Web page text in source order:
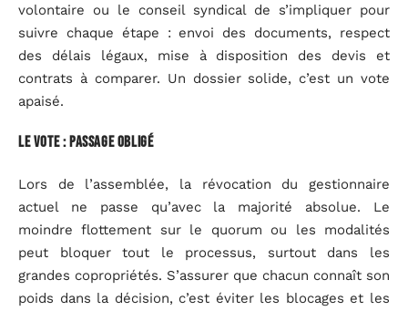
volontaire ou le conseil syndical de s’impliquer pour
suivre chaque étape : envoi des documents, respect
des délais légaux, mise à disposition des devis et
contrats à comparer. Un dossier solide, c’est un vote
apaisé.
Le vote : passage obligé
Lors de l’assemblée, la révocation du gestionnaire
actuel ne passe qu’avec la majorité absolue. Le
moindre flottement sur le quorum ou les modalités
peut bloquer tout le processus, surtout dans les
grandes copropriétés. S’assurer que chacun connaît son
poids dans la décision, c’est éviter les blocages et les